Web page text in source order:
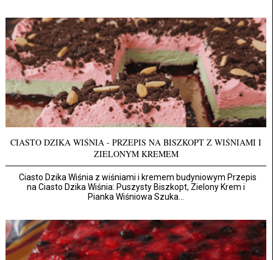
CIASTO DZIKA WIŚNIA - PRZEPIS NA BISZKOPT Z WIŚNIAMI I
ZIELONYM KREMEM
Ciasto Dzika Wiśnia z wiśniami i kremem budyniowym Przepis
na Ciasto Dzika Wiśnia: Puszysty Biszkopt, Zielony Krem i
Pianka Wiśniowa Szuka...